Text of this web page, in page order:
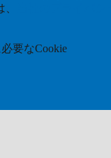
要なCookie